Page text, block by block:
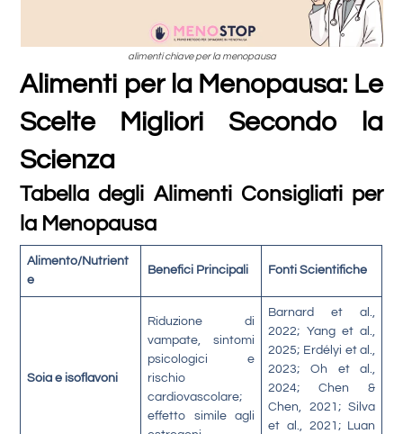
alimenti chiave per la menopausa
Alimenti per la Menopausa: Le
Scelte Migliori Secondo la
Scienza
Tabella degli Alimenti Consigliati per
la Menopausa
Alimento/Nutrient
e
Benefici Principali Fonti Scientifiche
Soia e isoflavoni
Riduzione di
vampate, sintomi
psicologici e
rischio
cardiovascolare;
effetto simile agli
Barnard et al.,
2022; Yang et al.,
2025; Erdélyi et al.,
2023; Oh et al.,
2024; Chen &
Chen, 2021; Silva
et al., 2021; Luan